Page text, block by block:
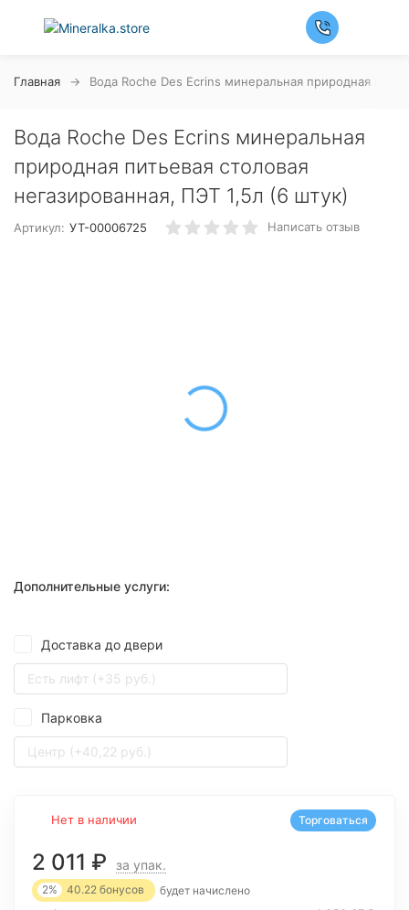
Главная Вода Roche Des Ecrins минеральная природная
Вода Roche Des Ecrins минеральная
природная питьевая столовая
негазированная, ПЭТ 1,5л (6 штук)
Артикул: УТ-00006725 Написать отзыв
Дополнительные услуги:
Доставка до двери
Есть лифт (+35 руб.)
Парковка
Центр (+40,22 руб.)
Нет в наличии
2 011 ₽ за упак.
2% 40.22 бонусов будет начислено
Торговаться